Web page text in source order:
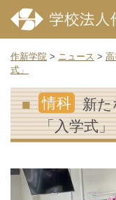
作新学院 > ニュース >
式」
情科
新た
「入学式」